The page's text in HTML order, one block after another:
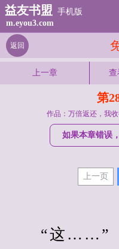
益友书盟 手机版
m.eyou3.com
返回
上一章 查
第
作品：万倍返还，我
如果本章错误
上一页
“这……”